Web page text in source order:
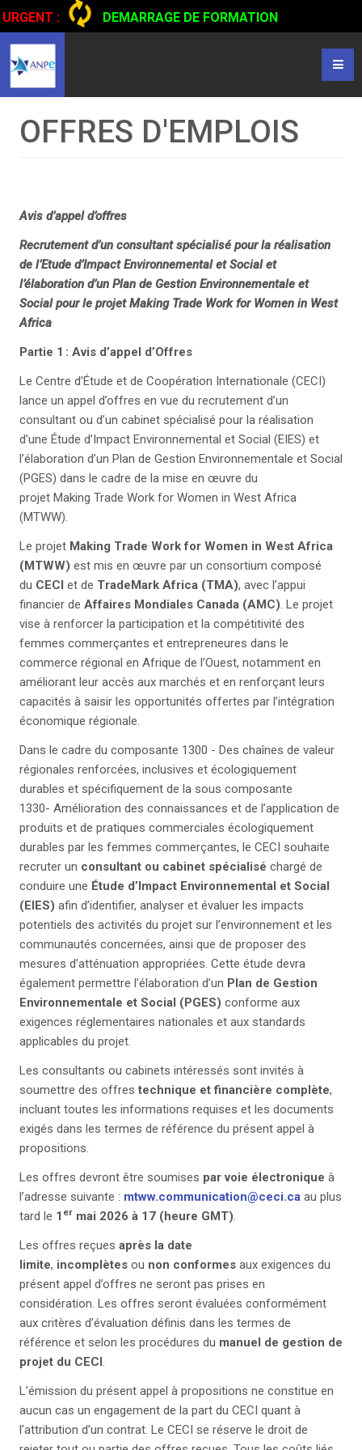
URGENT :
DEMARRAGE DE FORMATION
CERTIFIANTE EN CONDUITE DE CAMIONS...CLIQUER POUR
LIRE
OFFRES D'EMPLOIS
Avis d’appel d’offres
Recrutement d’un consultant spécialisé pour la réalisation
de l’Etude d’Impact Environnemental et Social et
l’élaboration d’un Plan de Gestion Environnementale et
Social pour le projet Making Trade Work for Women in West
Africa
Partie 1 : Avis d’appel d’Offres
Le Centre d’Étude et de Coopération Internationale (CECI)
lance un appel d’offres en vue du recrutement d’un
consultant ou d’un cabinet spécialisé pour la réalisation
d’une Étude d’Impact Environnemental et Social (EIES) et
l’élaboration d’un Plan de Gestion Environnementale et Social
(PGES) dans le cadre de la mise en œuvre du
projet Making Trade Work for Women in West Africa
(MTWW).
Le projet Making Trade Work for Women in West Africa
(MTWW) est mis en œuvre par un consortium composé
du CECI et de TradeMark Africa (TMA), avec l’appui
financier de Affaires Mondiales Canada (AMC). Le projet
vise à renforcer la participation et la compétitivité des
femmes commerçantes et entrepreneures dans le
commerce régional en Afrique de l’Ouest, notamment en
améliorant leur accès aux marchés et en renforçant leurs
capacités à saisir les opportunités offertes par l’intégration
économique régionale.
Dans le cadre du composante 1300 - Des chaînes de valeur
régionales renforcées, inclusives et écologiquement
durables et spécifiquement de la sous composante
1330- Amélioration des connaissances et de l’application de
produits et de pratiques commerciales écologiquement
durables par les femmes commerçantes, le CECI souhaite
recruter un consultant ou cabinet spécialisé chargé de
conduire une Étude d’Impact Environnemental et Social
(EIES) afin d’identifier, analyser et évaluer les impacts
potentiels des activités du projet sur l’environnement et les
communautés concernées, ainsi que de proposer des
mesures d’atténuation appropriées. Cette étude devra
également permettre l’élaboration d’un Plan de Gestion
Environnementale et Social (PGES) conforme aux
exigences réglementaires nationales et aux standards
applicables du projet.
Les consultants ou cabinets intéressés sont invités à
soumettre des offres technique et financière complète,
incluant toutes les informations requises et les documents
exigés dans les termes de référence du présent appel à
propositions.
Les offres devront être soumises par voie électronique à
l’adresse suivante : mtww.communication@ceci.ca au plus
tard le 1 er mai 2026 à 17 (heure GMT).
Les offres reçues après la date
limite, incomplètes ou non conformes aux exigences du
présent appel d’offres ne seront pas prises en
considération. Les offres seront évaluées conformément
aux critères d’évaluation définis dans les termes de
référence et selon les procédures du manuel de gestion de
projet du CECI.
L’émission du présent appel à propositions ne constitue en
aucun cas un engagement de la part du CECI quant à
l’attribution d’un contrat. Le CECI se réserve le droit de